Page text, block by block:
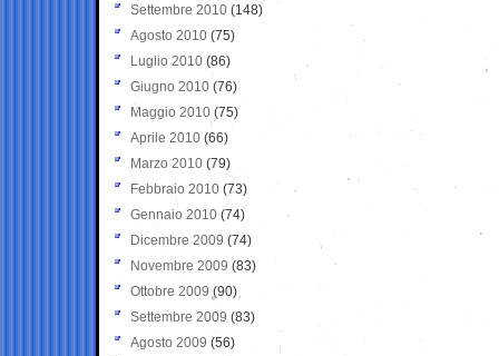
Settembre 2010 (148)
Agosto 2010 (75)
Luglio 2010 (86)
Giugno 2010 (76)
Maggio 2010 (75)
Aprile 2010 (66)
Marzo 2010 (79)
Febbraio 2010 (73)
Gennaio 2010 (74)
Dicembre 2009 (74)
Novembre 2009 (83)
Ottobre 2009 (90)
Settembre 2009 (83)
Agosto 2009 (56)